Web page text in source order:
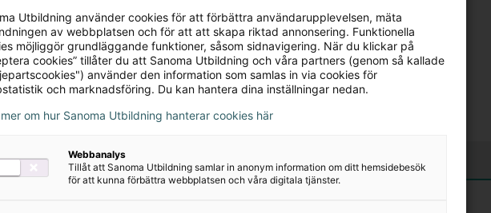
Utbildning använder cookies för att förbättra användarupplevelsen, mäta
av webbplatsen och för att att skapa riktad annonsering. Funktionella
möjliggör grundläggande funktioner, såsom sidnavigering. När du klickar på
cookies” tillåter du att Sanoma Utbildning och våra partners (genom så kallade
använder den information som samlas in via cookies för
och marknadsföring. Du kan hantera dina inställningar nedan.
om hur Sanoma Utbildning hanterar cookies här
Webbanalys
Tillåt att Sanoma Utbildning samlar in anonym information om ditt hemsidebesök
för att kunna förbättra webbplatsen och våra digitala tjänster.